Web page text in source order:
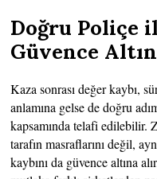
Doğru Poliçe
Güvence
Kaza sonrası değer kaybı,
anlamına gelse de doğru
kapsamında telafi edilebilir.
tarafın masraflarını değil,
kaybını da güvence altına